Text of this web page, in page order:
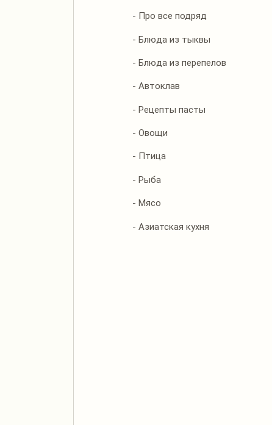
- Про все подряд
- Блюда из тыквы
- Блюда из перепелов
- Автоклав
- Рецепты пасты
- Овощи
- Птица
- Рыба
- Мясо
- Азиатская кухня